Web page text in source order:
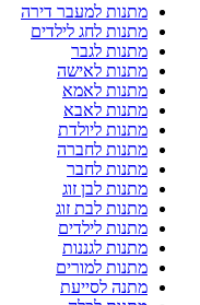
מתנות למעבר דירה
מתנות לחג לילדים
מתנות לגבר
מתנות לאישה
מתנות לאמא
מתנות לאבא
מתנות ליולדת
מתנות לחברה
מתנות לחבר
מתנות לבן זוג
מתנות לבת זוג
מתנות לילדים
מתנות לגננות
מתנות למורים
מתנה לסייעת